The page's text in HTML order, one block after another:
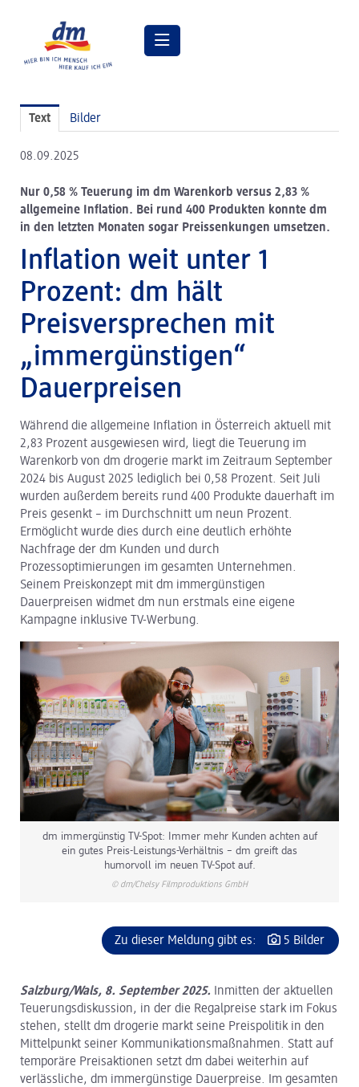
Pressebilder
dm Geschäftsführung
dm Markt
dm friseurstudio
dm kosmetikstudio
Verantwortung
Lehre bei dm
Arbeiten bei dm
dm Logistik
dm Online Shop
PAYBACK
Über dm
Pressekontakt
ACTIVE BEAUTY
Text Bilder
08.09.2025
Nur 0,58 % Teuerung im dm Warenkorb versus 2,83 %
allgemeine Inflation. Bei rund 400 Produkten konnte dm
in den letzten Monaten sogar Preissenkungen umsetzen.
Inflation weit unter 1
Prozent: dm hält
Preisversprechen mit
„immergünstigen“
Dauerpreisen
Während die allgemeine Inflation in Österreich aktuell mit
2,83 Prozent ausgewiesen wird, liegt die Teuerung im
Warenkorb von dm drogerie markt im Zeitraum September
2024 bis August 2025 lediglich bei 0,58 Prozent. Seit Juli
wurden außerdem bereits rund 400 Produkte dauerhaft im
Preis gesenkt – im Durchschnitt um neun Prozent.
Ermöglicht wurde dies durch eine deutlich erhöhte
Nachfrage der dm Kunden und durch
Prozessoptimierungen im gesamten Unternehmen.
Seinem Preiskonzept mit dm immergünstigen
Dauerpreisen widmet dm nun erstmals eine eigene
Kampagne inklusive TV-Werbung.
dm immergünstig TV-Spot: Immer mehr Kunden achten auf
ein gutes Preis-Leistungs-Verhältnis – dm greift das
humorvoll im neuen TV-Spot auf.
© dm/Chelsy Filmproduktions GmbH
Zu dieser Meldung gibt es: 5 Bilder
Salzburg/Wals, 8. September 2025.
Inmitten der aktuellen
Teuerungsdiskussion, in der die Regalpreise stark im Fokus
stehen, stellt dm drogerie markt seine Preispolitik in den
Mittelpunkt seiner Kommunikationsmaßnahmen. Statt auf
temporäre Preisaktionen setzt dm dabei weiterhin auf
verlässliche, dm immergünstige Dauerpreise. Im gesamten